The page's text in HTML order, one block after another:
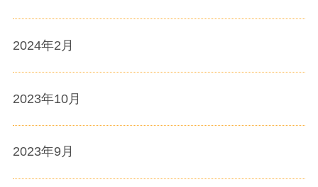
2024年2月
2023年10月
2023年9月